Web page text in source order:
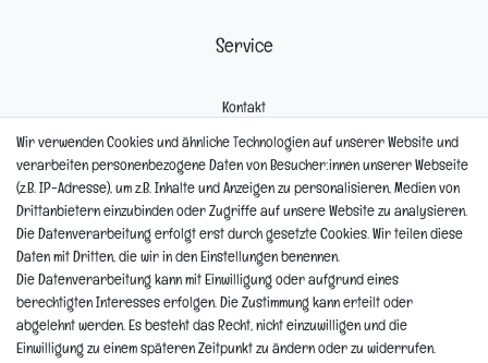
Service
Kontakt
Reklamation
Informationen
Hinweis zur Entsorgung von Altbaterien
*Teil-Widerruf
Wir verwenden Cookies und ähnliche Technologien auf unserer Website und
verarbeiten personenbezogene Daten von Besucher:innen unserer Webseite
(z.B. IP-Adresse), um z.B. Inhalte und Anzeigen zu personalisieren, Medien von
Drittanbietern einzubinden oder Zugriffe auf unsere Website zu analysieren.
Die Datenverarbeitung erfolgt erst durch gesetzte Cookies. Wir teilen diese
Daten mit Dritten, die wir in den Einstellungen benennen.
Die Datenverarbeitung kann mit Einwilligung oder aufgrund eines
berechtigten Interesses erfolgen. Die Zustimmung kann erteilt oder
abgelehnt werden. Es besteht das Recht, nicht einzuwilligen und die
Einwilligung zu einem späteren Zeitpunkt zu ändern oder zu widerrufen.